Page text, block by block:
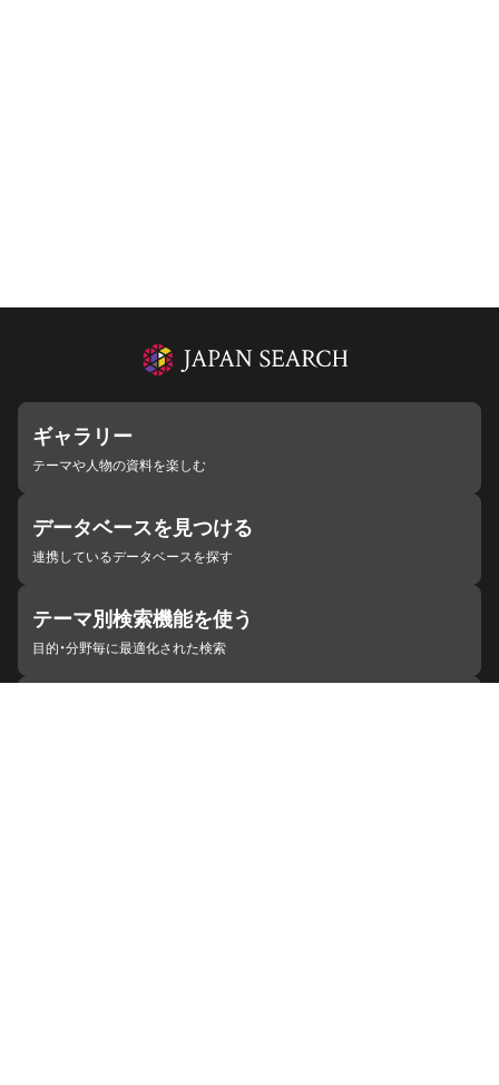
ギャラリー
テーマや人物の資料を楽しむ
データベースを見つける
連携しているデータベースを探す
テーマ別検索機能を使う
目的・分野毎に最適化された検索